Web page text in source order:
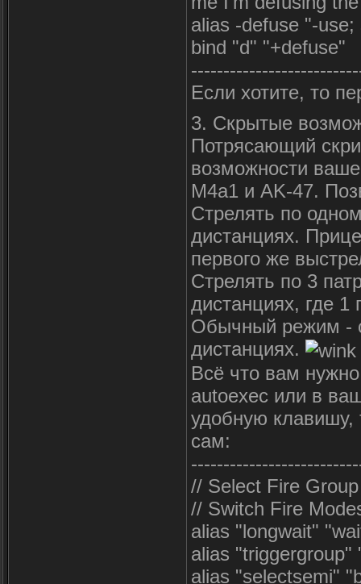
alias -defuse "-use;
bind "d" "+defuse"
Если хотите, то
3. Скрытые
Потрясающий
возможности
M4a1 и AK-47.
Стрелять по
дистанциях.
первого же
Стрелять по 3
дистанциях, где
Обычный режим -
дистанциях.
Всё что вам
autoexec или в
удобную клавишу,
сам:
// Select Fire
// Switch Fire
alias "longwait"
alias "triggergroup"
alias "selectsemi"